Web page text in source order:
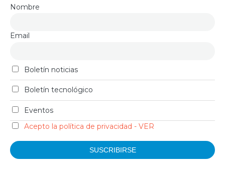
Nombre
Email
Boletín noticias
Boletín tecnológico
Eventos
Acepto la política de privacidad - VER